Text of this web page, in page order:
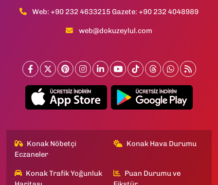
Web: +90 232 4633215 Gazete: +90 232 4048989
web@dokuzeylul.com
Konak Nöbetçi
Eczaneler
Konak Hava Durumu
Konak Trafik Yoğunluk
Puan Durumu ve